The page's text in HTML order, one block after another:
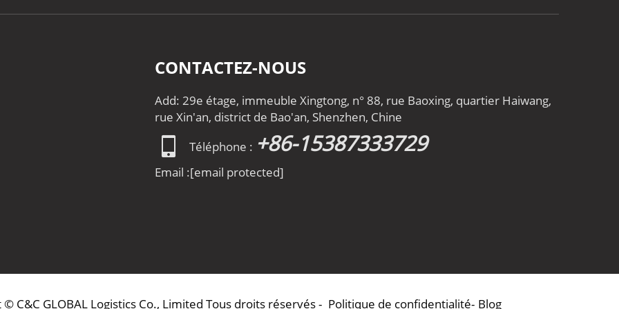
CONTACTEZ-NOUS
Add: 29e étage, immeuble Xingtong, n° 88, rue Baoxing, quartier Haiwang,
rue Xin'an, district de Bao'an, Shenzhen, Chine
Téléphone : +86-15387333729
Email :[email protected]
C&C GLOBAL Logistics Co., Limited Tous droits réservés - Politique de confidentialité- Blog